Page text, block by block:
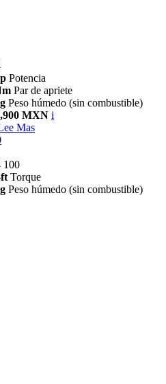
Potencia
Par de apriete
Peso húmedo (sin combustible)
MXN i
Mas
100
Torque
Peso húmedo (sin combustible)